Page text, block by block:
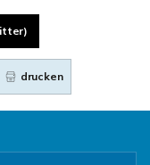
drucken